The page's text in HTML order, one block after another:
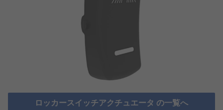
ロッカースイッチアクチュエータ の一覧へ